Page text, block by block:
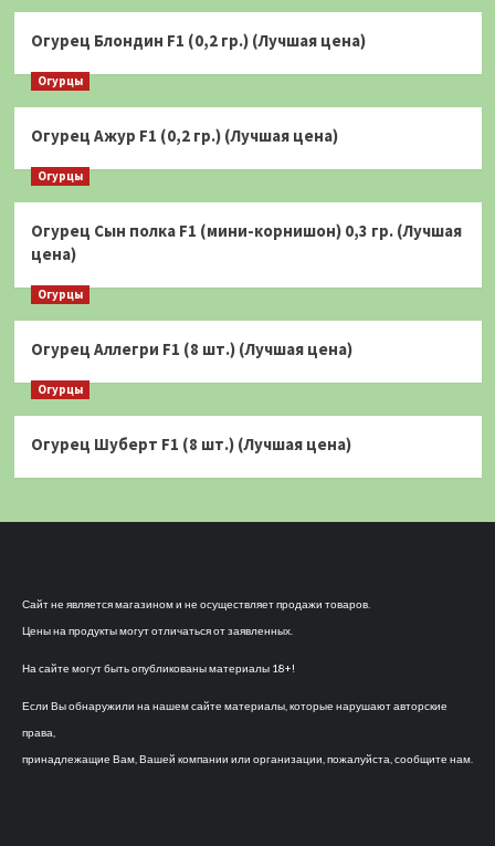
Огурец Блондин F1 (0,2 гр.) (Лучшая цена)
Огурцы
Огурец Ажур F1 (0,2 гр.) (Лучшая цена)
Огурцы
Огурец Сын полка F1 (мини-корнишон) 0,3 гр. (Лучшая
цена)
Огурцы
Огурец Аллегри F1 (8 шт.) (Лучшая цена)
Огурцы
Огурец Шуберт F1 (8 шт.) (Лучшая цена)
Сайт не является магазином и не осуществляет продажи товаров.
Цены на продукты могут отличаться от заявленных.
На сайте могут быть опубликованы материалы 18+!
Если Вы обнаружили на нашем сайте материалы, которые нарушают авторские
права,
принадлежащие Вам, Вашей компании или организации, пожалуйста, сообщите нам.